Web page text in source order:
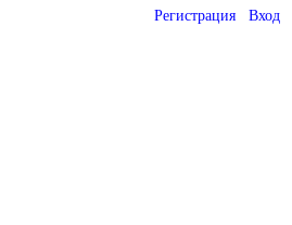
Регистрация Вход